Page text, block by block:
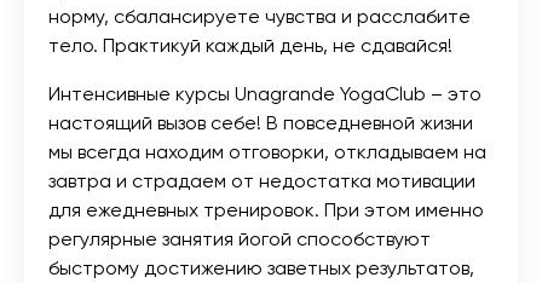
норму, сбалансируете чувства и расслабите
тело. Практикуй каждый день, не сдавайся!
Интенсивные курсы Unagrande YogaClub – это
настоящий вызов себе! В повседневной жизни
мы всегда находим отговорки, откладываем на
завтра и страдаем от недостатка мотивации
для ежедневных тренировок. При этом именно
регулярные занятия йогой способствуют
быстрому достижению заветных результатов,